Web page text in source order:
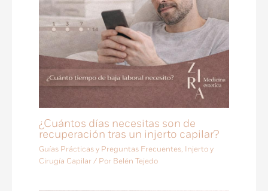
¿Cuántos días necesitas son de
recuperación tras un injerto capilar?
Guías Prácticas y Preguntas Frecuentes, Injerto y
Cirugía Capilar / Por Belén Tejedo